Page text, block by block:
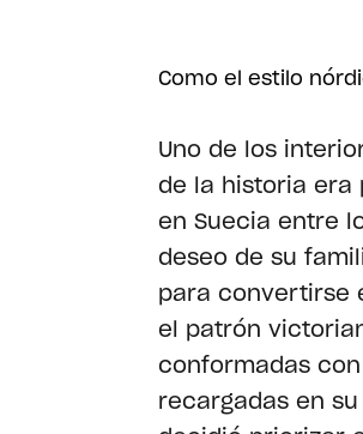
Como el estilo
Uno de los
de la historia era
en Suecia entre
deseo de su
para convertirse
el patrón
conformadas
recargadas en